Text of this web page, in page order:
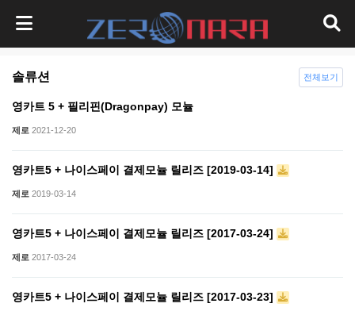
솔류션
영카트 5 + 필리핀(Dragonpay) 모뉼
제로 2021-12-20
영카트5 + 나이스페이 결제모뉼 릴리즈 [2019-03-14]
제로 2019-03-14
영카트5 + 나이스페이 결제모뉼 릴리즈 [2017-03-24]
제로 2017-03-24
영카트5 + 나이스페이 결제모뉼 릴리즈 [2017-03-23]
전체보기